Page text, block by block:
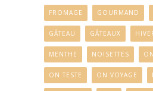
FROMAGE GOURMAND
GÂTEAU GÂTEAUX
MENTHE NOISETTES
ON TESTE ON VOYAGE